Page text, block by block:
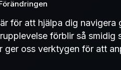
för att hjälpa dig navigera
förblir så smidig
ger oss verktygen för att